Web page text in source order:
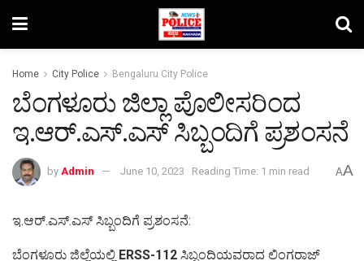
Home City Police Bengaluru City Police
ಬೆಂಗಳೂರು ಜಿಲ್ಲಾ ಪೊಲೀಸರಿಂದ
ಇ.ಆರ್.ಎಸ್.ಎಸ್ ಸಿಬ್ಬಂದಿಗೆ ಪ್ರಶಂಸನೆ
by Admin June 10, 2023 Reading Time: 1 min read AA
ಇ.ಆರ್.ಎಸ್.ಎಸ್ ಸಿಬ್ಬಂದಿಗೆ ಪ್ರಶಂಸನೆ:
ಬೆಂಗಳೂರು ಜಿಲ್ಲೆಯಲ್ಲಿ ERSS-112 ಸಿಬ್ಬಂದಿಯವರಾದ ಲಿಂಗರಾಜ್